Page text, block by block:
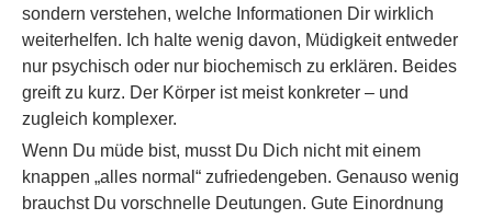
sondern verstehen, welche Informationen Dir wirklich
weiterhelfen. Ich halte wenig davon, Müdigkeit entweder
nur psychisch oder nur biochemisch zu erklären. Beides
greift zu kurz. Der Körper ist meist konkreter – und
zugleich komplexer.
Wenn Du müde bist, musst Du Dich nicht mit einem
knappen „alles normal“ zufriedengeben. Genauso wenig
brauchst Du vorschnelle Deutungen. Gute Einordnung